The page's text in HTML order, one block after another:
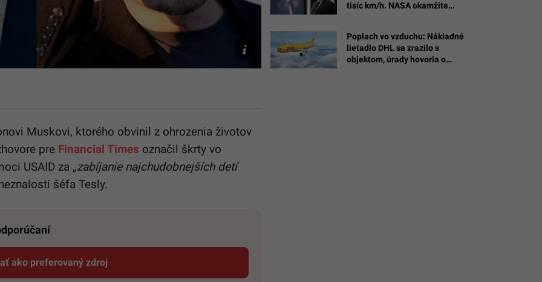
foto
SITA/Evan
TASR/AP/Alex
Brandon
Muskovi, ktorého obvinil z ohrozenia životov
pre Financial Times označil škrty vo
USAID za „zabíjanie najchudobnejších detí
šéfa Tesly.
ako preferovaný zdroj
Startitup, odkaz sa otvorí v novom okne
tisíc km/h. NASA okamžite
Poplach vo vzduchu: Nákladné
lietadlo DHL sa zrazilo s
objektom, úrady hovoria o